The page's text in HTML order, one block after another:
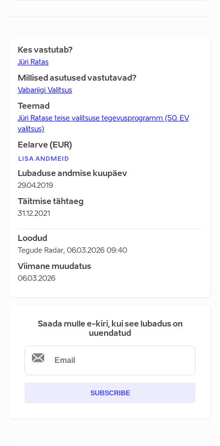
Kes vastutab?
Jüri Ratas
Millised asutused vastutavad?
Vabariigi Valitsus
Teemad
Jüri Ratase teise valitsuse tegevusprogramm (50. EV
valitsus)
Eelarve (EUR)
LISA ANDMEID
Lubaduse andmise kuupäev
29.04.2019
Täitmise tähtaeg
31.12.2021
Loodud
Tegude Radar, 06.03.2026 09:40
Viimane muudatus
06.03.2026
Saada mulle e-kiri, kui see lubadus on
uuendatud
SUBSCRIBE